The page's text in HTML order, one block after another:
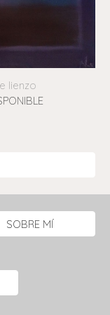
sobre lienzo
SOBRE MÍ